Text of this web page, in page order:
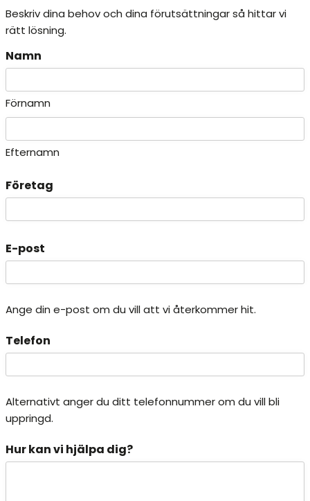
Beskriv dina behov och dina förutsättningar så hittar vi
rätt lösning.
Namn
Förnamn
Efternamn
Företag
E-post
Ange din e-post om du vill att vi återkommer hit.
Telefon
Alternativt anger du ditt telefonnummer om du vill bli
uppringd.
Hur kan vi hjälpa dig?